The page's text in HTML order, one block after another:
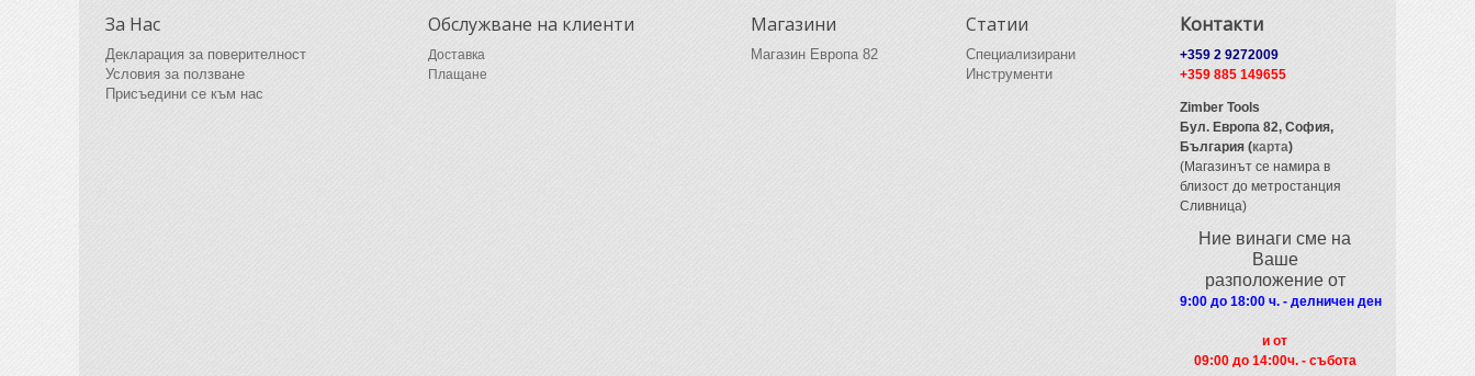
За Нас
Декларация за поверителност
Условия за ползване
Присъедини се към нас
Обслужване на клиенти
Доставка
Плащане
Магазини
Магазин Европа 82
Статии
Специализирани
Инструменти
Контакти
+359 2 9272009
+359 885 149655
Zimber Tools
Бул. Европа 82,София,
България (карта)
(Магазинът се намира в
близост до метростанция
Сливница)
Ние винаги сме на
Ваше
разположение от
9:00 до 18:00 ч. - делничен ден
и от
09:00 до 14:00ч. - събота